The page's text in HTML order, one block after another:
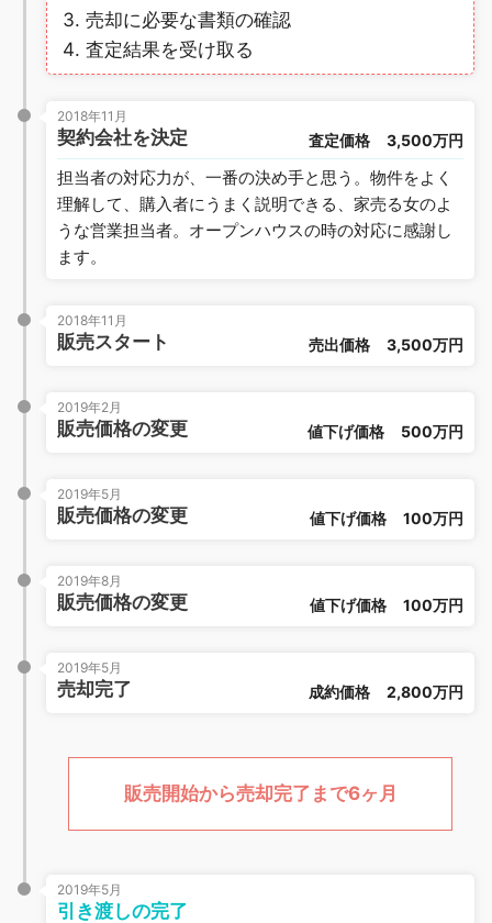
売却に必要な書類の確認
査定結果を受け取る
2018年11月
契約会社を決定 査定価格 3,500万円
担当者の対応力が、一番の決め手と思う。物件をよく
理解して、購入者にうまく説明できる、家売る女のよ
うな営業担当者。オープンハウスの時の対応に感謝し
ます。
2018年11月
販売スタート 売出価格 3,500万円
2019年2月
販売価格の変更 値下げ価格 500万円
2019年5月
販売価格の変更 値下げ価格 100万円
2019年8月
販売価格の変更 値下げ価格 100万円
2019年5月
売却完了 成約価格 2,800万円
販売開始から売却完了まで6ヶ月
2019年5月
引き渡しの完了